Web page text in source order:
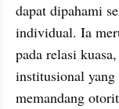
dapat dipahami
individual. Ia
pada relasi
institusional yang
memandang